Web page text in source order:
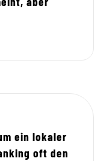
ein lokaler
oft den